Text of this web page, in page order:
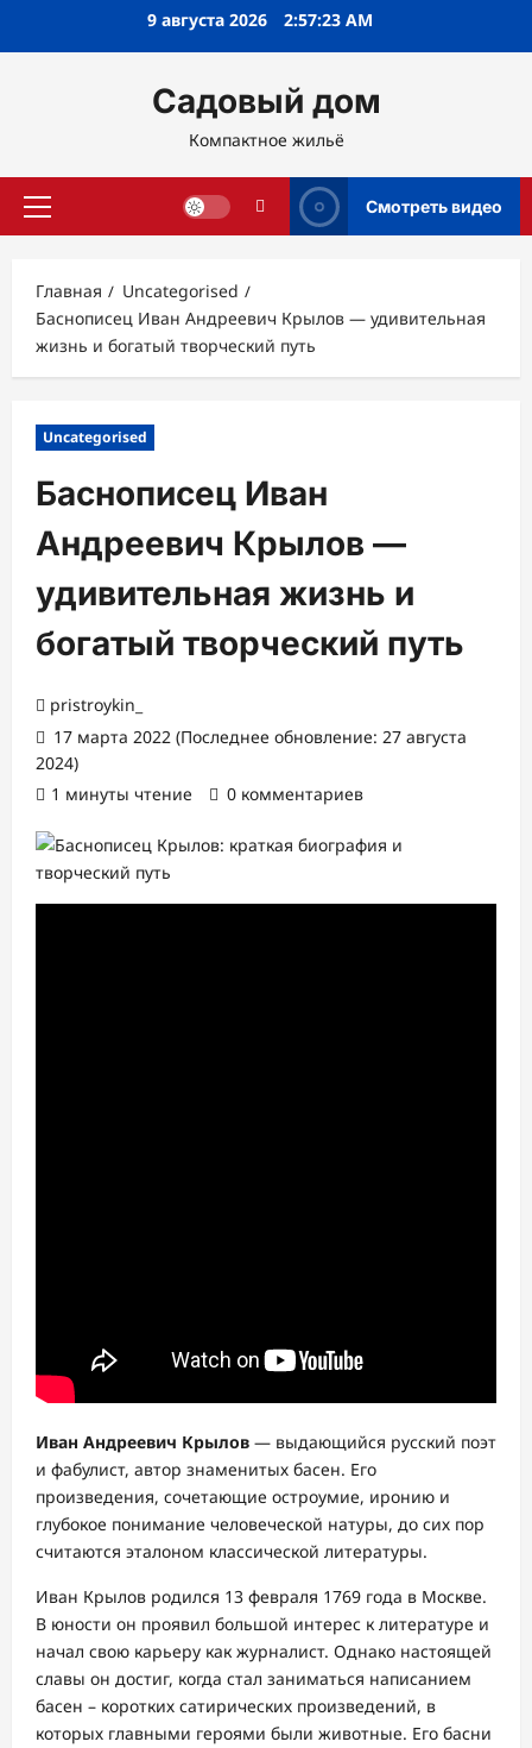
9 августа 2026 2:57:24 AM
Садовый дом
Компактное жильё
Основное
Смотреть видео
Главная
Uncategorised
Баснописец Иван Андреевич Крылов — удивительная
жизнь и богатый творческий путь
Uncategorised
Баснописец Иван
Андреевич Крылов —
удивительная жизнь и
богатый творческий путь
pristroykin_
17 марта 2022 (Последнее обновление: 27 августа
2024)
1 минуты чтение
0 комментариев
Иван Андреевич Крылов — выдающийся русский поэт
и фабулист, автор знаменитых басен. Его
произведения, сочетающие остроумие, иронию и
глубокое понимание человеческой натуры, до сих пор
считаются эталоном классической литературы.
Иван Крылов родился 13 февраля 1769 года в Москве.
В юности он проявил большой интерес к литературе и
начал свою карьеру как журналист. Однако настоящей
славы он достиг, когда стал заниматься написанием
басен – коротких сатирических произведений, в
которых главными героями были животные. Его басни